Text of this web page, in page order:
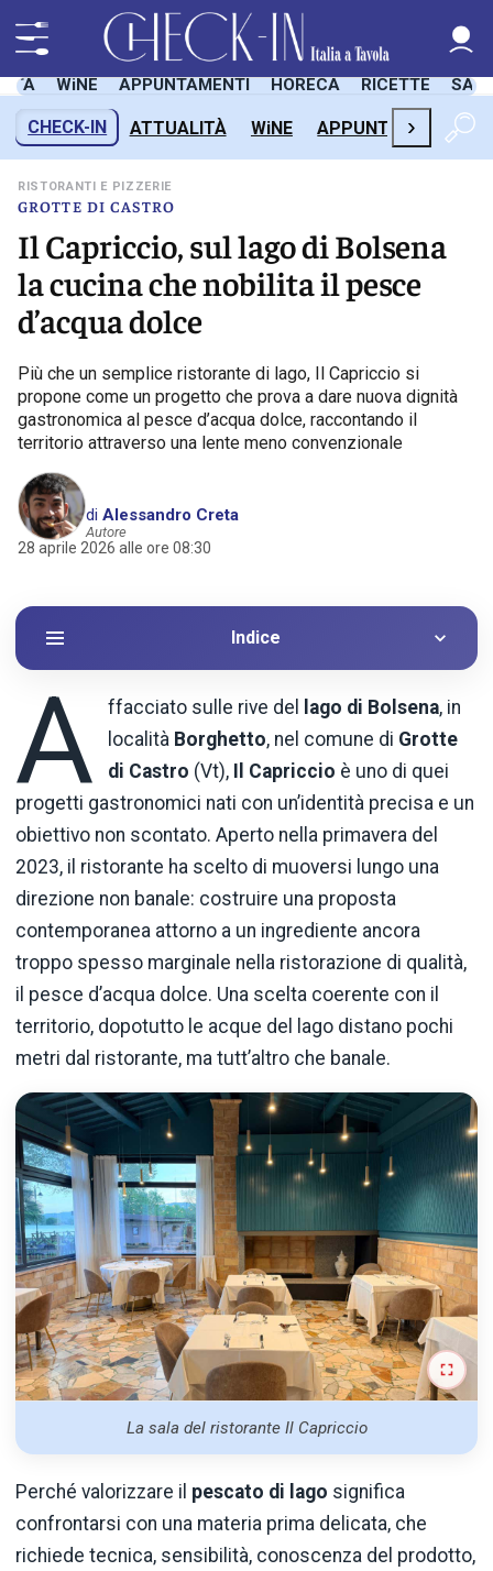
WiNE APPUNTAMENTI HORECA RICETTE
CHECK-IN ATTUALITÀ WiNE APPUNTAMENTI
›
GROTTE DI CASTRO
RISTORANTI E PIZZERIE
Il Capriccio, sul lago di Bolsena
la cucina che nobilita il pesce
d’acqua dolce
Più che un semplice ristorante di lago, Il Capriccio si
propone come un progetto che prova a dare nuova dignità
gastronomica al pesce d’acqua dolce, raccontando il
territorio attraverso una lente meno convenzionale
di Alessandro Creta
Autore
28 aprile 2026 alle ore 08:30
Indice
A ffacciato sulle rive del lago di Bolsena, in
località Borghetto, nel comune di Grotte
di Castro (Vt), Il Capriccio è uno di quei
progetti gastronomici nati con un’identità precisa e un
obiettivo non scontato. Aperto nella primavera del
2023, il ristorante ha scelto di muoversi lungo una
direzione non banale: costruire una proposta
contemporanea attorno a un ingrediente ancora
troppo spesso marginale nella ristorazione di qualità,
il pesce d’acqua dolce. Una scelta coerente con il
territorio, dopotutto le acque del lago distano pochi
metri dal ristorante, ma tutt’altro che banale.
La sala del ristorante Il Capriccio
Perché valorizzare il pescato di lago significa
confrontarsi con una materia prima delicata, che
richiede tecnica, sensibilità, conoscenza del prodotto,